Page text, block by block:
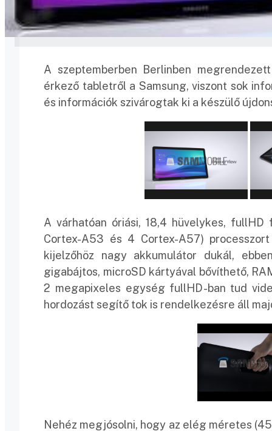
A szeptemberben Berlinben
érkező tabletről a Samsung, viszont sok
és információk szivárogtak ki a készülő
A várhatóan óriási, 18,4 hüvelykes,
Cortex-A53 és 4 Cortex-A57)
kijelzőhöz nagy akkumulátor dukál,
gigabájtos, microSD kártyával bővíthető,
2 megapixeles egység fullHD-ban tud
hordozást segítő tok is rendelkezésre áll
Nehéz megjósolni, hogy az elég méretes